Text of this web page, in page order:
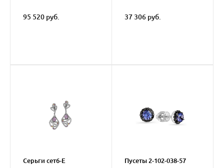
95 520 руб. 37 306 руб.
Серьги сет6-E Пусеты 2-102-038-57